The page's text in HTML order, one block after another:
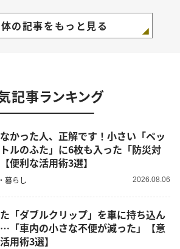
の記事をもっと見る
記事ランキング
かった人、正解です！小さい「ペッ
ルのふた」に6枚も入った「防災対
便利な活用術3選】
暮らし 2026.08.06
「ダブルクリップ」を車に持ち込ん
「車内の小さな不便が減った」【意
用術3選】